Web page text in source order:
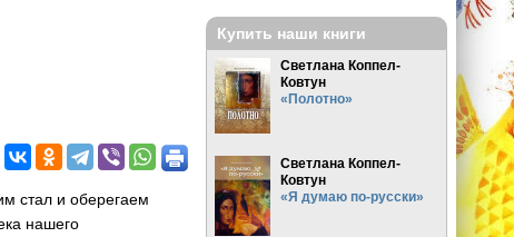
стал и оберегаем
нашего
Купить наши книги
Светлана Коппел-
Ковтун
«Полотно»
Светлана Коппел-
Ковтун
«Я думаю по-русски»